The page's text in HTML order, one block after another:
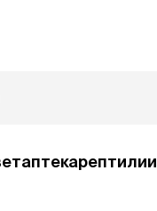
рептилии